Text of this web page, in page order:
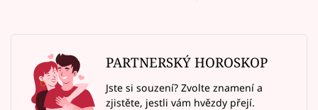
PARTNERSKÝ HOROSKOP
Jste si souzení? Zvolte znamení a
zjistěte, jestli vám hvězdy přejí.